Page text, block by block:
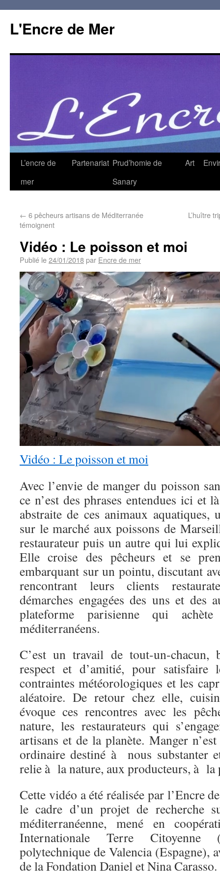
L'Encre de Mer
L’encre de
mer
Partenariat Prud’homie de
Sanary
Art
← 6 pêcheurs artisans de Méditerranée
témoignent
L’huître
Vidéo : Le poisson et moi
Publié le24/01/2018par Encre de mer
Vidéo : Le poisson et moi
Avec l’envie de manger du poisson
ce n’est des phrases entendues ici et
abstraite de ces animaux aquatiques,
sur le marché aux poissons de
restaurateur puis un autre qui lui
Elle croise des pêcheurs et se
embarquant sur un pointu, discutant
rencontrant leurs clients
démarches engagées des uns et des
plateforme parisienne qui
méditerranéens.
C’est un travail de tout-un-chacun,
respect et d’amitié, pour satisfaire
contraintes météorologiques et les
aléatoire. De retour chez elle,
évoque ces rencontres avec les
nature, les restaurateurs qui
artisans et de la planète. Manger
ordinaire destiné à nous substanter
relie à la nature, aux producteurs, à
Cette vidéo a été réalisée par l’Encre
le cadre d’un projet de recherche
méditerranéenne, mené en
Internationale Terre Citoyenne
polytechnique de Valencia (Espagne),
de la Fondation Daniel et Nina Carasso.